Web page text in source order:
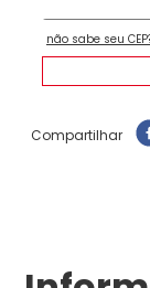
Compartilhar